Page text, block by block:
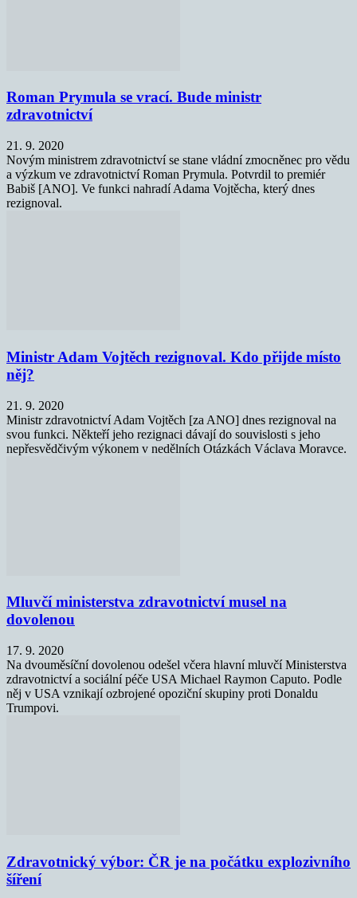
Roman Prymula se vrací. Bude ministr
zdravotnictví
21. 9. 2020
Novým ministrem zdravotnictví se stane vládní zmocněnec pro vědu
a výzkum ve zdravotnictví Roman Prymula. Potvrdil to premiér
Babiš [ANO]. Ve funkci nahradí Adama Vojtěcha, který dnes
rezignoval.
Ministr Adam Vojtěch rezignoval. Kdo přijde místo
něj?
21. 9. 2020
Ministr zdravotnictví Adam Vojtěch [za ANO] dnes rezignoval na
svou funkci. Někteří jeho rezignaci dávají do souvislosti s jeho
nepřesvědčivým výkonem v nedělních Otázkách Václava Moravce.
Mluvčí ministerstva zdravotnictví musel na
dovolenou
17. 9. 2020
Na dvouměsíční dovolenou odešel včera hlavní mluvčí Ministerstva
zdravotnictví a sociální péče USA Michael Raymon Caputo. Podle
něj v USA vznikají ozbrojené opoziční skupiny proti Donaldu
Trumpovi.
Zdravotnický výbor: ČR je na počátku explozivního
šíření